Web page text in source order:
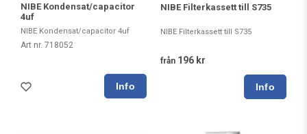
NIBE Kondensat/capacitor
4uf
NIBE Kondensat/capacitor 4uf
Art nr. 718052
NIBE Filterkassett till S735
NIBE Filterkassett till S735
från 196 kr